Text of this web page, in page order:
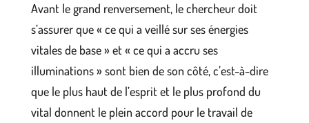
Avant le grand renversement, le chercheur doit
s’assurer que « ce qui a veillé sur ses énergies
vitales de base » et « ce qui a accru ses
illuminations » sont bien de son côté, c’est-à-dire
que le plus haut de l’esprit et le plus profond du
vital donnent le plein accord pour le travail de